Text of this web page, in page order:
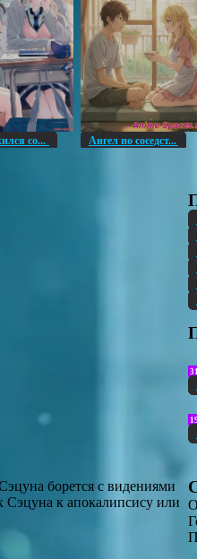
со... Ангел по соседст...
борется с видениями
Сэцуна к апокалипсису или